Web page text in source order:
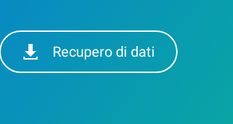
Recupero di dati